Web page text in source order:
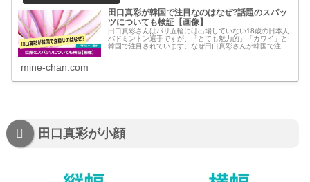
田口真彩が韓国で注目なのはなぜ?話題のスパッ
ツについても検証【画像】
田口真彩さんはパリ五輪には出場していない18歳の日本人
バドミントン選手ですが、「とても魅力的」「カワイ」と
韓国で注目されています。なぜ田口真彩さんが韓国で注目
mine-chan.com
田口真彩が小顔